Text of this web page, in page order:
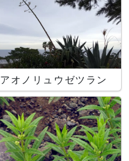
アオノリュウゼツラン